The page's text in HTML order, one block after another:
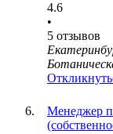
4.6
•
5 отзывов
Менеджер